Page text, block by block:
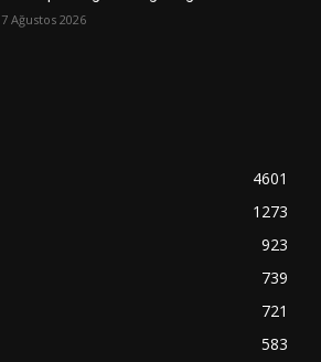
7 Ağustos 2026
4601
1273
923
739
721
583